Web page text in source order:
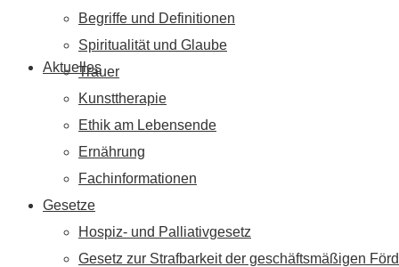
Aktuelles
Begriffe und Definitionen
Spiritualität und Glaube
Trauer
Kunsttherapie
Ethik am Lebensende
Ernährung
Fachinformationen
Gesetze
Hospiz- und Palliativgesetz
Gesetz zur Strafbarkeit der geschäftsmäßigen